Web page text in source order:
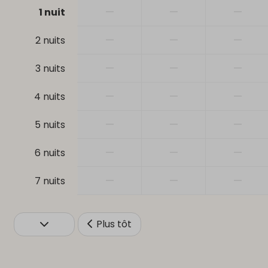
Salle de bains
Baignoire
Douche
Toilettes
1 nuit
2 nuits
3 nuits
4 nuits
5 nuits
6 nuits
7 nuits
Plus tôt